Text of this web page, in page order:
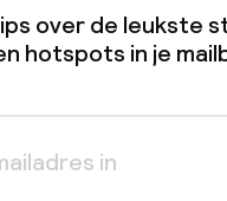
over de leukste
hotspots in je